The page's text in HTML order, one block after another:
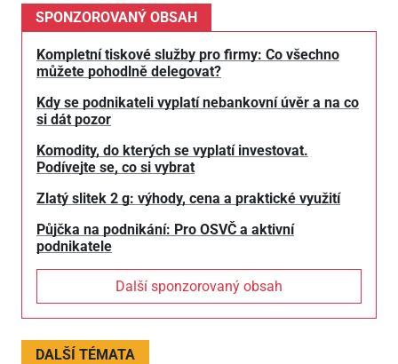
SPONZOROVANÝ OBSAH
Kompletní tiskové služby pro firmy: Co všechno
můžete pohodlně delegovat?
Kdy se podnikateli vyplatí nebankovní úvěr a na co
si dát pozor
Komodity, do kterých se vyplatí investovat.
Podívejte se, co si vybrat
Zlatý slitek 2 g: výhody, cena a praktické využití
Půjčka na podnikání: Pro OSVČ a aktivní
podnikatele
Další sponzorovaný obsah
DALŠÍ TÉMATA